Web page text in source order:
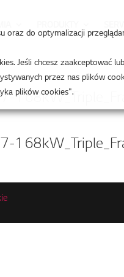
oraz do optymalizacji
Jeśli chcesz zaakceptować
przez nas plików
plików cookies".